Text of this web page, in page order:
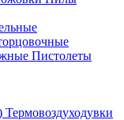
Пистолеты
Термовоздуходувки